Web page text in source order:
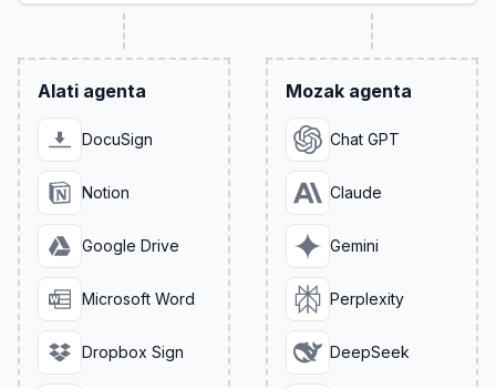
Alati agenta
DocuSign
Notion
Google Drive
Microsoft Word
Dropbox Sign
Mozak agenta
Chat GPT
Claude
Gemini
Perplexity
DeepSeek